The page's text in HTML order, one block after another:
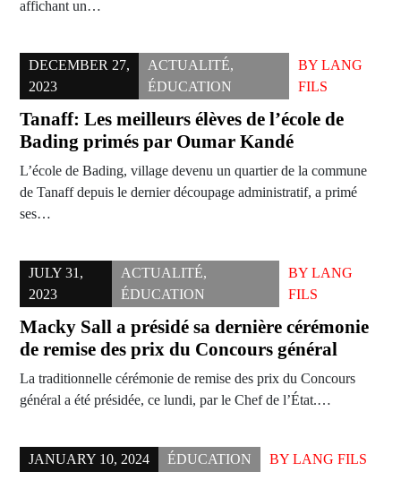
affichant un…
DECEMBER 27,
2023
ACTUALITÉ,
ÉDUCATION
BYLANG
FILS
Tanaff: Les meilleurs élèves de l’école de
Bading primés par Oumar Kandé
L’école de Bading, village devenu un quartier de la commune
de Tanaff depuis le dernier découpage administratif, a primé
ses…
JULY 31,
2023
ACTUALITÉ,
ÉDUCATION
BYLANG
FILS
Macky Sall a présidé sa dernière cérémonie
de remise des prix du Concours général
La traditionnelle cérémonie de remise des prix du Concours
général a été présidée, ce lundi, par le Chef de l’État.…
JANUARY 10, 2024 ÉDUCATION BY LANG FILS